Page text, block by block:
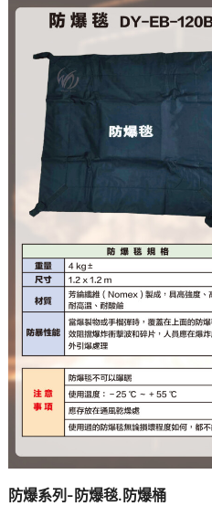
防爆系列-防爆毯.防爆桶